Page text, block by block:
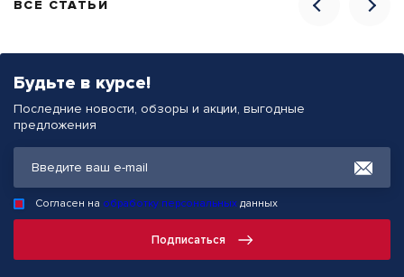
ВСЕ СТАТЬИ
Будьте в курсе!
Последние новости, обзоры и акции, выгодные
предложения
Подписаться
Согласен на обработку персональных данных